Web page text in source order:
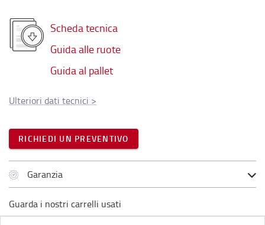
Scheda tecnica
Guida alle ruote
Guida al pallet
Ulteriori dati tecnici >
RICHIEDI UN PREVENTIVO
Garanzia
Guarda i nostri carrelli usati